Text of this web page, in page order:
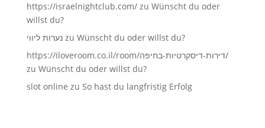
https://israelnightclub.com/zu Wünscht du oder
willst du?
נערות ליוויzu Wünscht du oder willst du?
https://iloveroom.co.il/room/דירות-דיסקרטיות-בחיפה/
zu Wünscht du oder willst du?
slot online zu So hast du langfristig Erfolg